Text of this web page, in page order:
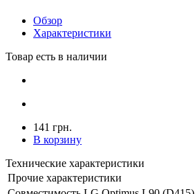
Обзор
Характеристики
Товар есть в наличии
141 грн.
В корзину
Технические характеристики
Прочие характеристики